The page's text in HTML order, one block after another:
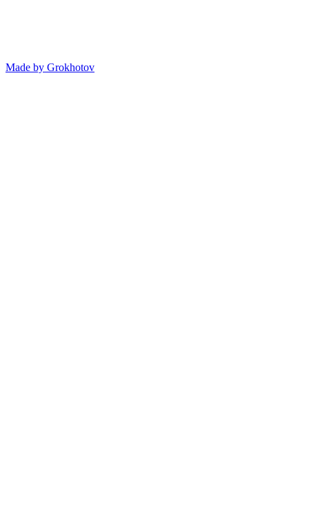
Made by Grokhotov